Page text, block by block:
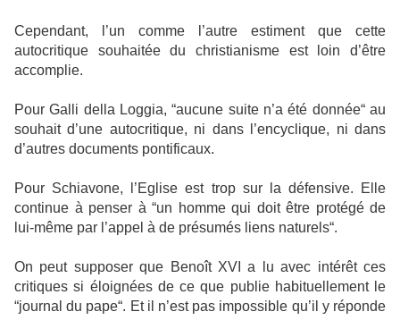
Cependant, l’un comme l’autre estiment que cette
autocritique souhaitée du christianisme est loin d’être
accomplie.
Pour Galli della Loggia, “aucune suite n’a été donnée“ au
souhait d’une autocritique, ni dans l’encyclique, ni dans
d’autres documents pontificaux.
Pour Schiavone, l’Eglise est trop sur la défensive. Elle
continue à penser à “un homme qui doit être protégé de
lui-même par l’appel à de présumés liens naturels“.
On peut supposer que Benoît XVI a lu avec intérêt ces
critiques si éloignées de ce que publie habituellement le
“journal du pape“. Et il n’est pas impossible qu’il y réponde